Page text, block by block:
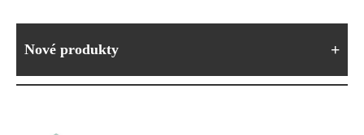
Nové produkty